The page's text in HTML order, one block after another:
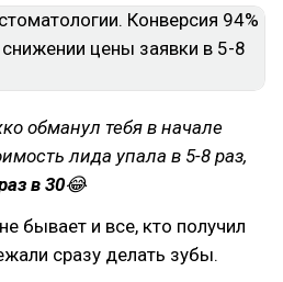
обманул тебя в начале
лида упала в 5-8 раз,
в 30😂
бывает и все, кто получил
сразу делать зубы.